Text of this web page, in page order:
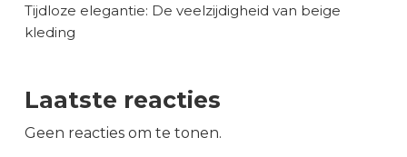
Tijdloze elegantie: De veelzijdigheid van beige
kleding
Laatste reacties
Geen reacties om te tonen.